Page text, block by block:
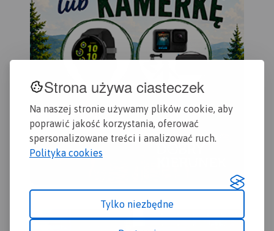
Strona używa ciasteczek
Na naszej stronie używamy plików cookie, aby
poprawić jakość korzystania, oferować
spersonalizowane treści i analizować ruch.
Polityka cookies
Tylko niezbędne